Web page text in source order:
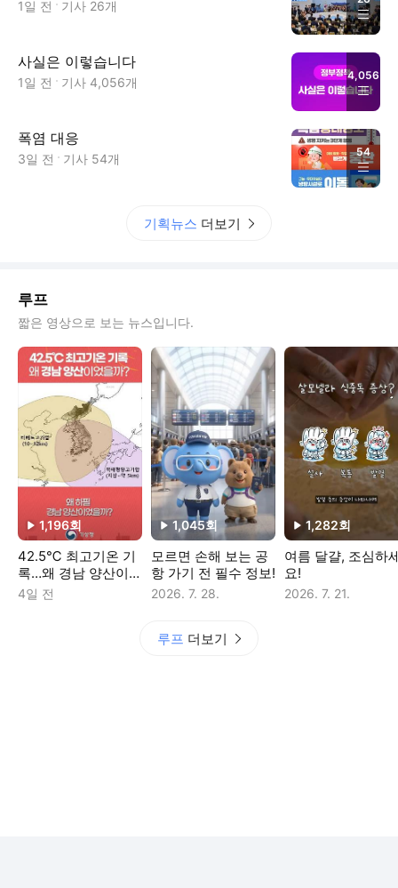
1일 전 기사 26개
사실은 이렇습니다
1일 전 기사 4,056개 4,056
폭염 대응
3일 전 기사 54개 54
기획뉴스 더보기
루프
짧은 영상으로 보는 뉴스입니다.
1,196회
42.5℃ 최고기온 기
록…왜 경남 양산이었
을까?
4일 전
1,045회
모르면 손해 보는 공
항 가기 전 필수 정보!
2026. 7. 28.
1,282회
여름 달걀, 조심하
요!
2026. 7. 21.
루프 더보기